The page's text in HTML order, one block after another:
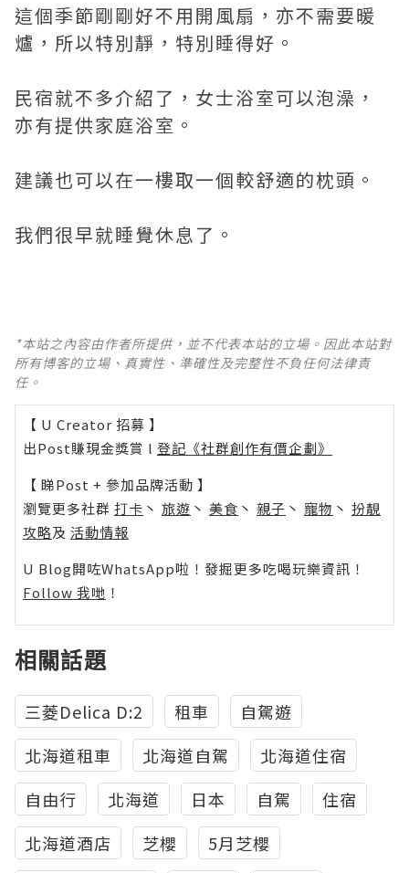
這個季節剛剛好不用開風扇，亦不需要暖
爐，所以特別靜，特別睡得好。
民宿就不多介紹了，女士浴室可以泡澡，
亦有提供家庭浴室。
建議也可以在一樓取一個較舒適的枕頭。
我們很早就睡覺休息了。
*本站之內容由作者所提供，並不代表本站的立場。因此本站對
所有博客的立場、真實性、準確性及完整性不負任何法律責
任。
【 U Creator 招募 】
出Post賺現金獎賞 l 登記《社群創作有價企劃》
【 睇Post + 參加品牌活動 】
瀏覽更多社群 打卡 丶 旅遊 丶 美食 丶 親子 丶 寵物 丶 扮靚
攻略及 活動情報
U Blog開咗WhatsApp啦！發掘更多吃喝玩樂資訊！
Follow 我哋 ！
相關話題
三菱Delica D:2 租車
自駕遊
北海道租車
北海道自駕
北海道住宿
自由行
北海道 日本 自駕
住宿
北海道酒店
芝櫻
5月芝櫻